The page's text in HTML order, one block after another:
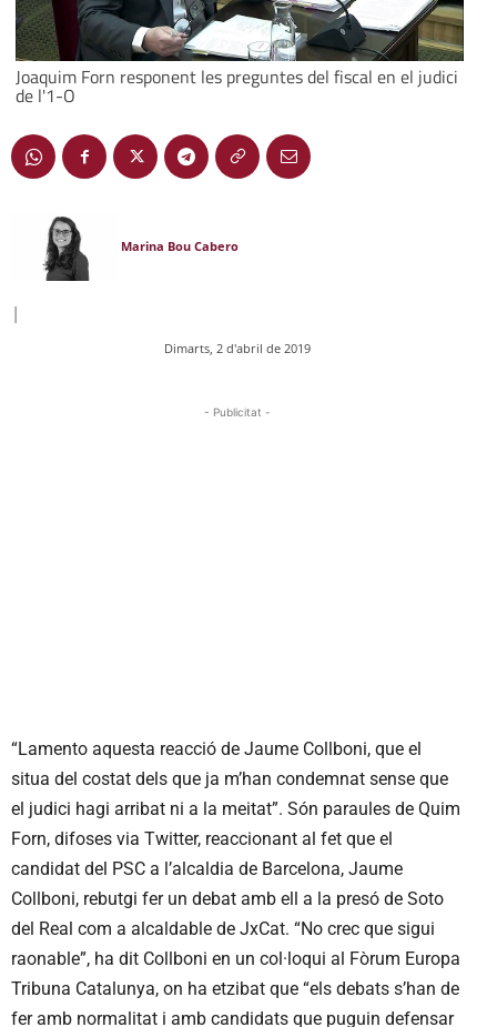
Joaquim Forn responent les preguntes del fiscal en el judici
de l'1-O
Marina Bou Cabero
|
Dimarts, 2 d'abril de 2019
- Publicitat -
“Lamento aquesta reacció de Jaume Collboni, que el
situa del costat dels que ja m’han condemnat sense que
el judici hagi arribat ni a la meitat”. Són paraules de Quim
Forn, difoses via Twitter, reaccionant al fet que el
candidat del PSC a l’alcaldia de Barcelona, Jaume
Collboni, rebutgi fer un debat amb ell a la presó de Soto
del Real com a alcaldable de JxCat. “No crec que sigui
raonable”, ha dit Collboni en un col·loqui al Fòrum Europa
Tribuna Catalunya, on ha etzibat que “els debats s’han de
fer amb normalitat i amb candidats que puguin defensar